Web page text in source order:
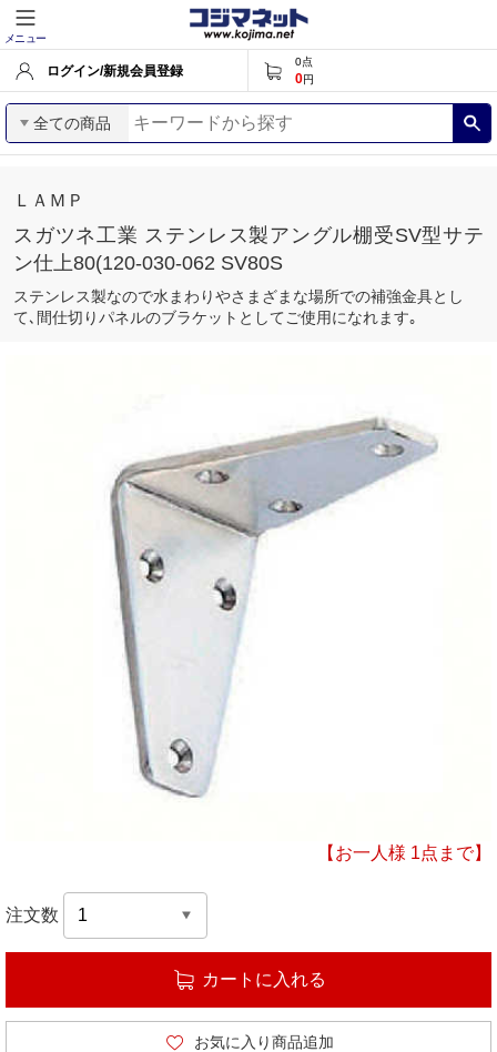
メニュー
ログイン/新規会員登録
0点
0円
全ての商品
ＬＡＭＰ
スガツネ工業 ステンレス製アングル棚受SV型サテ
ン仕上80(120-030-062 SV80S
ステンレス製なので水まわりやさまざまな場所での補強金具とし
て､間仕切りパネルのブラケットとしてご使用になれます｡
【お一人様 1点まで】
注文数
カートに入れる
お気に入り商品追加